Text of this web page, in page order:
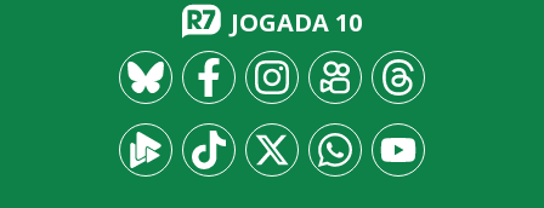
JOGADA 10